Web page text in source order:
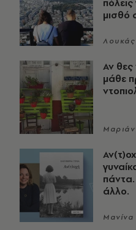
μισθό
Λουκάς
Αν θες
μάθε
πάντα.
άλλο.